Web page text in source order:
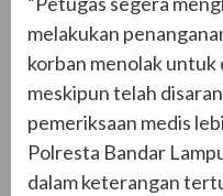
melakukan
korban menolak untuk
meskipun telah
pemeriksaan medis
Polresta Bandar
dalam keterangan